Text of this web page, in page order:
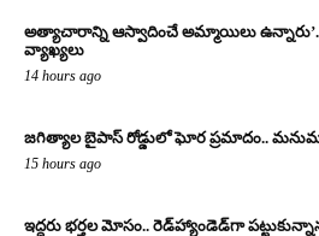
అత్యాచారాన్ని ఆస్వాదించే అమ్మాయిలు
వ్యాఖ్యలు
14 hours ago
జగిత్యాల బైపాస్‌ రోడ్డులో ఘోర ప్రమాదం..
15 hours ago
ఇద్దరు భర్తల మోసం.. రెడ్‌హ్యాండెడ్‌గా